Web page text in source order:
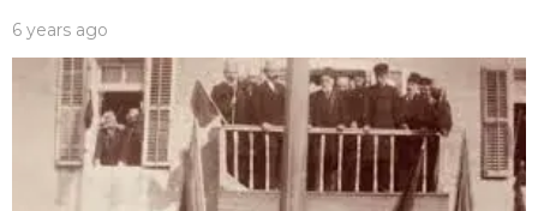
6 years ago